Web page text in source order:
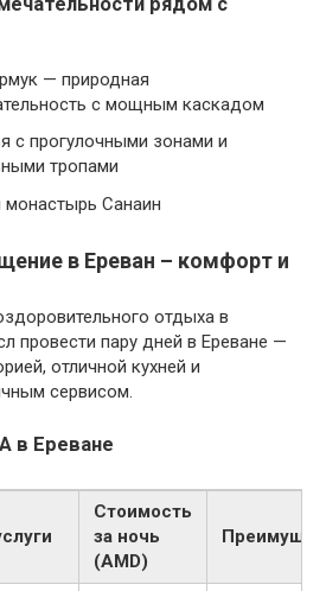
— природная
с мощным каскадом
с прогулочными зонами и
тропами
монастырь Санаин
в Ереван – комфорт и
отдыха в
провести пару дней в Ереване —
отличной кухней и
сервисом.
в Ереване
Стоимость
за ночь
(AMD)